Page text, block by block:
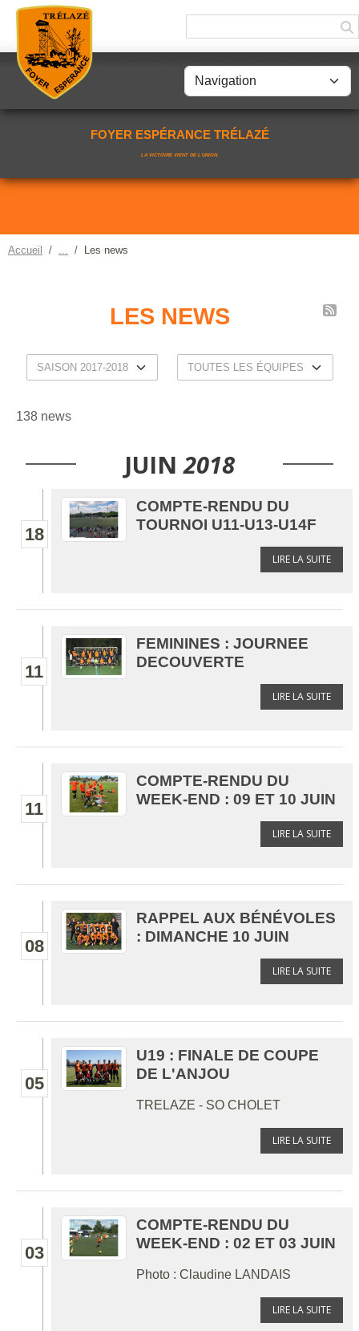
FOYER ESPÉRANCE TRÉLAZÉ
LA VICTOIRE VIENT DE L'UNION.
Accueil Les news
LES NEWS
138 news
JUIN 2018
18
COMPTE-RENDU DU
TOURNOI U11-U13-U14F
LIRE LA SUITE
11
FEMININES : JOURNEE
DECOUVERTE
LIRE LA SUITE
11
COMPTE-RENDU DU
WEEK-END : 09 ET 10 JUIN
LIRE LA SUITE
08
RAPPEL AUX BÉNÉVOLES
: DIMANCHE 10 JUIN
LIRE LA SUITE
05
U19 : FINALE DE COUPE
DE L'ANJOU
TRELAZE - SO CHOLET
LIRE LA SUITE
03
COMPTE-RENDU DU
WEEK-END : 02 ET 03 JUIN
Photo : Claudine LANDAIS
LIRE LA SUITE
Panneau de gestion des cookies